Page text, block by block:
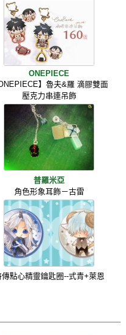
ONEPIECE
ONEPIECE】魯夫&羅 滴膠雙面
壓克力串連吊飾
普羅米亞
角色形象耳飾－古雷
傳點心精靈鑰匙圈--式青+萊恩